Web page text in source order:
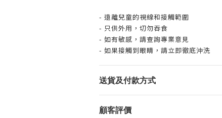
- 遠離兒童的視線和接觸範圍
- 只供外用，切勿吞食
- 如有敏感，請查詢專業意見
- 如果接觸到眼睛，請立即徹底沖洗
送貨及付款方式
顧客評價